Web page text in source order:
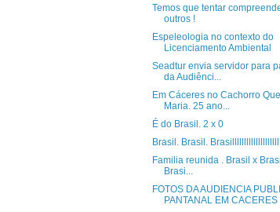
Temos que tentar
outros !
Espeleologia no contexto do
Licenciamento Ambiental
Seadtur envia servidor para
da Audiênci...
Em Cáceres no Cachorro
Maria. 25 ano...
É do Brasil. 2 x 0
Brasil. Brasil.
Familia reunida . Brasil x
Brasi...
FOTOS DA AUDIENCIA
PANTANAL EM CACERES